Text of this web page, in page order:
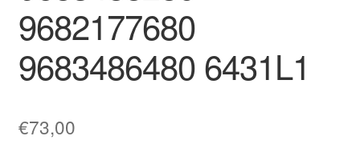
9682177680
9683486480 6431L1
€73,00